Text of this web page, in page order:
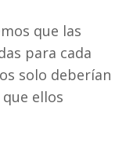
que las
para cada
solo deberían
ellos